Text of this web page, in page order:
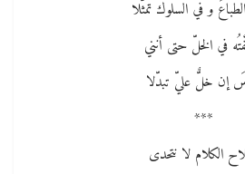
و في السلوك تمثَّلا
في الخلّ حتى أنني
إن خلٌّ عليّ تبدّلا
***
الكلام لا نتحدى